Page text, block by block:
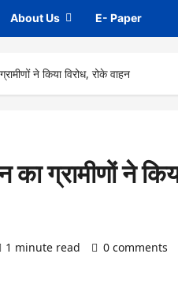
About Us E- Paper
ने किया विरोध, रोके वाहन
ग्रामीणों ने
1 minute read 0 comments